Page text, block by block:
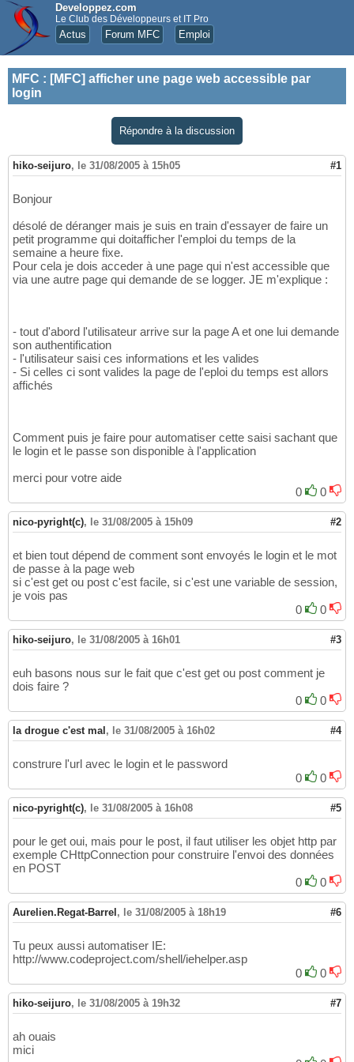
Developpez.com
Le Club des Développeurs et IT Pro
Actus Forum MFC Emploi
MFC : [MFC] afficher une page web accessible par
login
Répondre à la discussion
hiko-seijuro, le 31/08/2005 à 15h05 #1
Bonjour
désolé de déranger mais je suis en train d'essayer de faire un
petit programme qui doitafficher l'emploi du temps de la
semaine a heure fixe.
Pour cela je dois acceder à une page qui n'est accessible que
via une autre page qui demande de se logger. JE m'explique :
- tout d'abord l'utilisateur arrive sur la page A et one lui demande
son authentification
- l'utilisateur saisi ces informations et les valides
- Si celles ci sont valides la page de l'eploi du temps est allors
affichés
Comment puis je faire pour automatiser cette saisi sachant que
le login et le passe son disponible à l'application
merci pour votre aide
0
0
nico-pyright(c), le 31/08/2005 à 15h09 #2
et bien tout dépend de comment sont envoyés le login et le mot
de passe à la page web
si c'est get ou post c'est facile, si c'est une variable de session,
je vois pas
0
0
hiko-seijuro, le 31/08/2005 à 16h01 #3
euh basons nous sur le fait que c'est get ou post comment je
dois faire ?
0
0
la drogue c'est mal , le 31/08/2005 à 16h02 #4
construre l'url avec le login et le password
0
0
nico-pyright(c), le 31/08/2005 à 16h08 #5
pour le get oui, mais pour le post, il faut utiliser les objet http par
exemple CHttpConnection pour construire l'envoi des données
en POST
0
0
Aurelien.Regat-Barrel , le 31/08/2005 à 18h19 #6
Tu peux aussi automatiser IE:
http://www.codeproject.com/shell/iehelper.asp
0
0
hiko-seijuro, le 31/08/2005 à 19h32 #7
ah ouais
mici